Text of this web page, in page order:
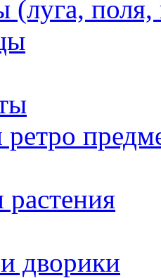
(луга,
дворики